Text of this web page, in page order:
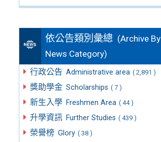
依公告類別彙總 (Archive By
News Category)
行政公告 Administrative area ( 2,891 )
獎助學金 Scholarships ( 7 )
新生入學 Freshmen Area ( 44 )
升學資訊 Further Studies ( 439 )
榮譽榜 Glory ( 38 )